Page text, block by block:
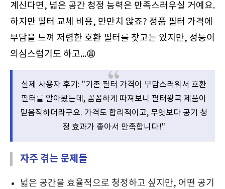
계신다면, 넓은 공간 청정 능력은 만족스러우실 거예요.
하지만 필터 교체 비용, 만만치 않죠? 정품 필터 가격에
부담을 느껴 저렴한 호환 필터를 찾고는 있지만, 성능이
의심스럽기도 하고...😩
실제 사용자 후기: "기존 필터 가격이 부담스러워서 호환
필터를 알아봤는데, 꼼꼼하게 따져보니 필터왕국 제품이
믿음직하더라구요. 가격도 합리적이고, 무엇보다 공기 청
정 효과가 좋아서 만족합니다!"
자주 겪는 문제들
넓은 공간을 효율적으로 청정하고 싶지만, 어떤 공기